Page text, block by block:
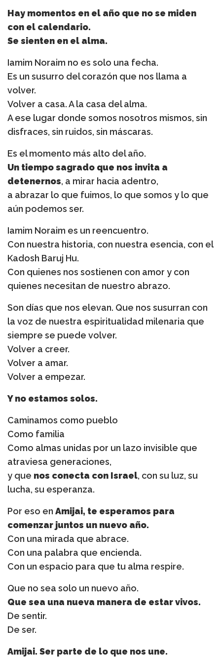
Hay momentos en el año que no se miden
con el calendario.
Se sienten en el alma.
Iamim Noraim no es solo una fecha.
Es un susurro del corazón que nos llama a
volver.
Volver a casa. A la casa del alma.
A ese lugar donde somos nosotros mismos, sin
disfraces, sin ruidos, sin máscaras.
Es el momento más alto del año.
Un tiempo sagrado que nos invita a
detenernos, a mirar hacia adentro,
a abrazar lo que fuimos, lo que somos y lo que
aún podemos ser.
Iamim Noraim es un reencuentro.
Con nuestra historia, con nuestra esencia, con el
Kadosh Baruj Hu.
Con quienes nos sostienen con amor y con
quienes necesitan de nuestro abrazo.
Son días que nos elevan. Que nos susurran con
la voz de nuestra espiritualidad milenaria que
siempre se puede volver.
Volver a creer.
Volver a amar.
Volver a empezar.
Y no estamos solos.
Caminamos como pueblo
Como familia
Como almas unidas por un lazo invisible que
atraviesa generaciones,
y que nos conecta con Israel, con su luz, su
lucha, su esperanza.
Por eso en Amijai, te esperamos para
comenzar juntos un nuevo año.
Con una mirada que abrace.
Con una palabra que encienda.
Con un espacio para que tu alma respire.
Que no sea solo un nuevo año.
Que sea una nueva manera de estar vivos.
De sentir.
De ser.
Amijai. Ser parte de lo que nos une.